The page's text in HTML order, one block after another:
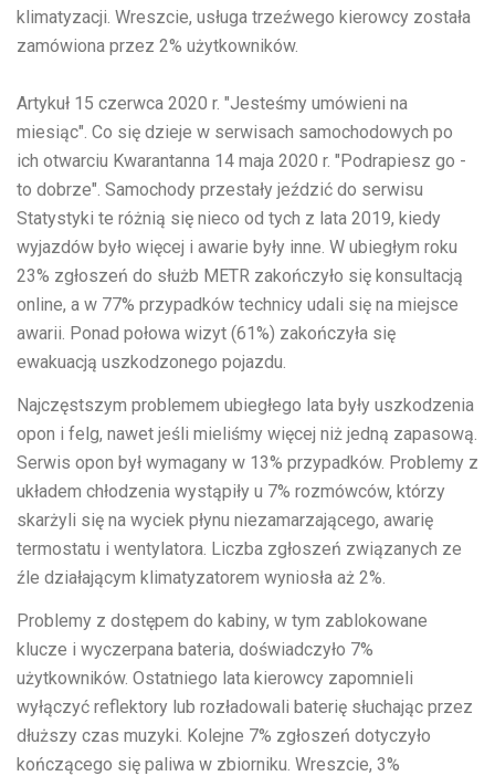
klimatyzacji. Wreszcie, usługa trzeźwego kierowcy została
zamówiona przez 2% użytkowników.
Artykuł 15 czerwca 2020 r. "Jesteśmy umówieni na
miesiąc". Co się dzieje w serwisach samochodowych po
ich otwarciu Kwarantanna 14 maja 2020 r. "Podrapiesz go -
to dobrze". Samochody przestały jeździć do serwisu
Statystyki te różnią się nieco od tych z lata 2019, kiedy
wyjazdów było więcej i awarie były inne. W ubiegłym roku
23% zgłoszeń do służb METR zakończyło się konsultacją
online, a w 77% przypadków technicy udali się na miejsce
awarii. Ponad połowa wizyt (61%) zakończyła się
ewakuacją uszkodzonego pojazdu.
Najczęstszym problemem ubiegłego lata były uszkodzenia
opon i felg, nawet jeśli mieliśmy więcej niż jedną zapasową.
Serwis opon był wymagany w 13% przypadków. Problemy z
układem chłodzenia wystąpiły u 7% rozmówców, którzy
skarżyli się na wyciek płynu niezamarzającego, awarię
termostatu i wentylatora. Liczba zgłoszeń związanych ze
źle działającym klimatyzatorem wyniosła aż 2%.
Problemy z dostępem do kabiny, w tym zablokowane
klucze i wyczerpana bateria, doświadczyło 7%
użytkowników. Ostatniego lata kierowcy zapomnieli
wyłączyć reflektory lub rozładowali baterię słuchając przez
dłuższy czas muzyki. Kolejne 7% zgłoszeń dotyczyło
kończącego się paliwa w zbiorniku. Wreszcie, 3%